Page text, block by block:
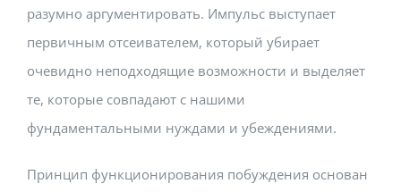
разумно аргументировать. Импульс выступает
первичным отсеивателем, который убирает
очевидно неподходящие возможности и выделяет
те, которые совпадают с нашими
фундаментальными нуждами и убеждениями.
Принцип функционирования побуждения основан